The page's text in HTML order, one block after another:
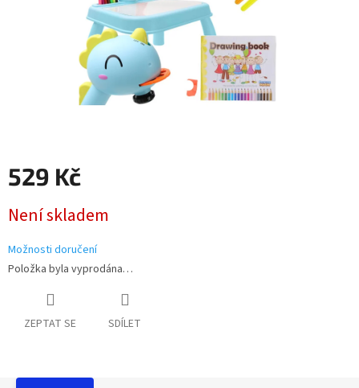
529 Kč
cena:
Není skladem
Možnosti doručení
Položka byla vyprodána…
ZEPTAT SE SDÍLET